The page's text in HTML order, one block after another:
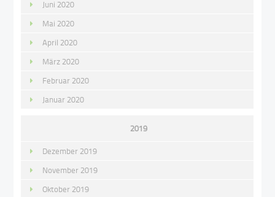
Juni 2020
Mai 2020
April 2020
März 2020
Februar 2020
Januar 2020
2019
Dezember 2019
November 2019
Oktober 2019